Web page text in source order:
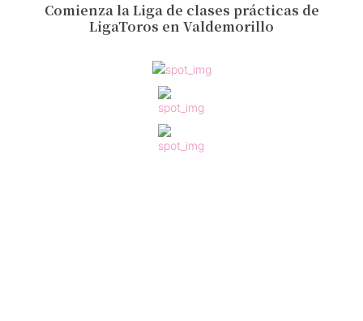
Comienza la Liga de clases prácticas de
LigaToros en Valdemorillo